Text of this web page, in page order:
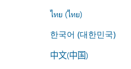
ไทย (ไทย)
한국어 (대한민국)
中文(中国)